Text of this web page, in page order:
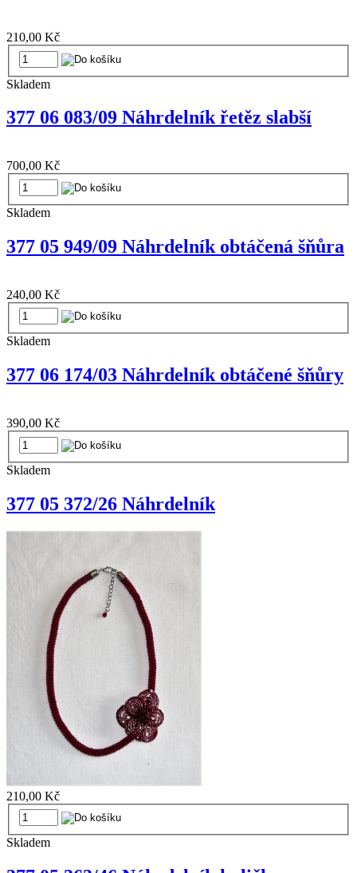
210,00 Kč
Skladem
377 06 083/09 Náhrdelník řetěz slabší
700,00 Kč
Skladem
377 05 949/09 Náhrdelník obtáčená šňůra
240,00 Kč
Skladem
377 06 174/03 Náhrdelník obtáčené šňůry
390,00 Kč
Skladem
377 05 372/26 Náhrdelník
210,00 Kč
Skladem